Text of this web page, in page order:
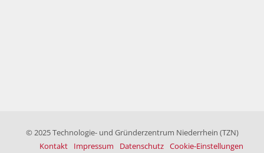
© 2025 Technologie- und Gründerzentrum Niederrhein (TZN)
Kontakt
Impressum Datenschutz Cookie-Einstellungen